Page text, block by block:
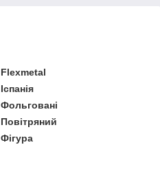
Flexmetal
Іспанія
Фольговані
Повітряний
Фігура